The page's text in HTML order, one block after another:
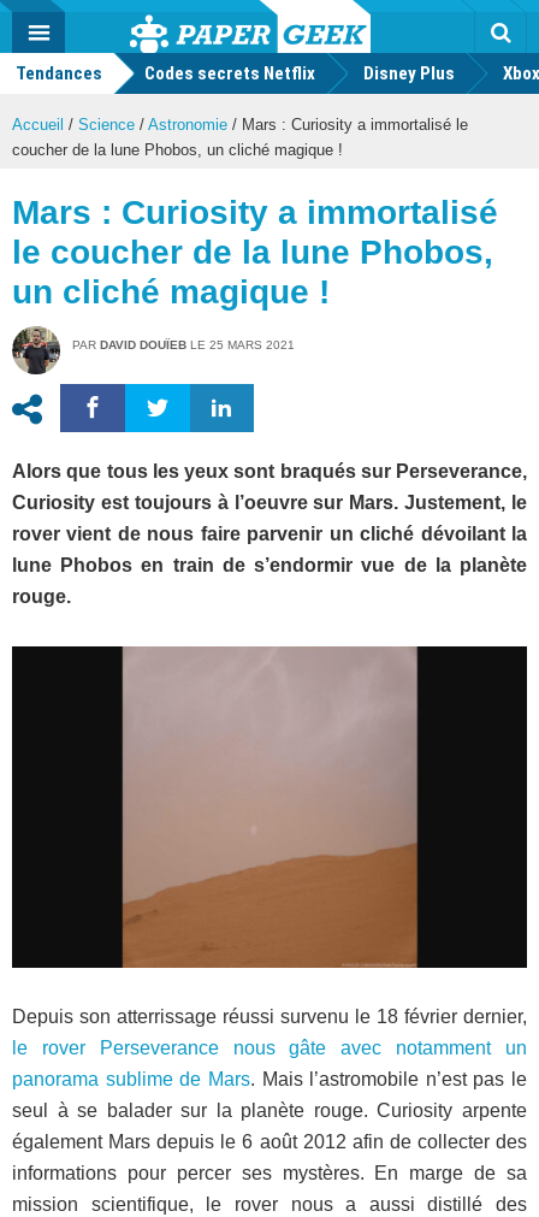
Actu
geek
MENU
Tendances Codes secrets Netflix Disney Plus
Accueil / Science / Astronomie / Mars : Curiosity a immortalisé le
coucher de la lune Phobos, un cliché magique !
Mars : Curiosity a immortalisé
le coucher de la lune Phobos,
un cliché magique !
PAR DAVID DOUÏEB LE 25 MARS 2021
Alors que tous les yeux sont braqués sur Perseverance,
Curiosity est toujours à l’oeuvre sur Mars. Justement, le
rover vient de nous faire parvenir un cliché dévoilant la
lune Phobos en train de s’endormir vue de la planète
rouge.
Depuis son atterrissage réussi survenu le 18 février dernier,
le rover Perseverance nous gâte avec notamment un
panorama sublime de Mars. Mais l’astromobile n’est pas le
seul à se balader sur la planète rouge. Curiosity arpente
également Mars depuis le 6 août 2012 afin de collecter des
informations pour percer ses mystères. En marge de sa
mission scientifique, le rover nous a aussi distillé des
Mode
FacebookTwitter Youtube